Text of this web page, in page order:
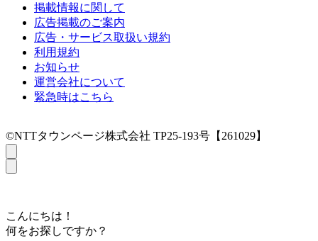
掲載情報に関して
広告掲載のご案内
広告・サービス取扱い規約
利用規約
お知らせ
運営会社について
緊急時はこちら
©NTTタウンページ株式会社 TP25-193号【261029】
こんにちは！
何をお探しですか？